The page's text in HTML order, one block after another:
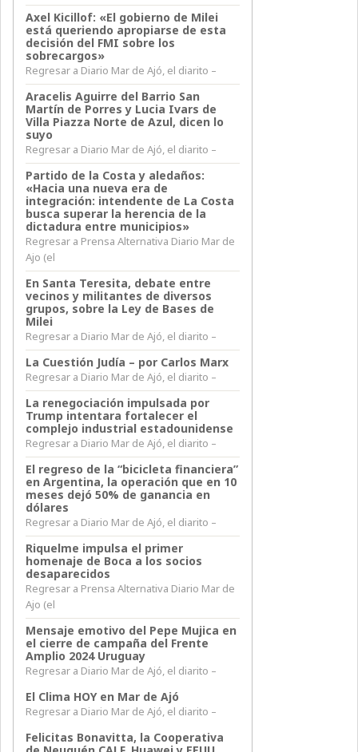
Axel Kicillof: «El gobierno de Milei
está queriendo apropiarse de esta
decisión del FMI sobre los
sobrecargos»
Regresar a Diario Mar de Ajó, el diarito –
Aracelis Aguirre del Barrio San
Martín de Porres y Lucia Ivars de
Villa Piazza Norte de Azul, dicen lo
suyo
Regresar a Diario Mar de Ajó, el diarito –
Partido de la Costa y aledaños:
«Hacia una nueva era de
integración: intendente de La Costa
busca superar la herencia de la
dictadura entre municipios»
Regresar a Prensa Alternativa Diario Mar de
Ajo (el
En Santa Teresita, debate entre
vecinos y militantes de diversos
grupos, sobre la Ley de Bases de
Milei
Regresar a Diario Mar de Ajó, el diarito –
La Cuestión Judía – por Carlos Marx
Regresar a Diario Mar de Ajó, el diarito –
La renegociación impulsada por
Trump intentara fortalecer el
complejo industrial estadounidense
Regresar a Diario Mar de Ajó, el diarito –
El regreso de la “bicicleta financiera”
en Argentina, la operación que en 10
meses dejó 50% de ganancia en
dólares
Regresar a Diario Mar de Ajó, el diarito –
Riquelme impulsa el primer
homenaje de Boca a los socios
desaparecidos
Regresar a Prensa Alternativa Diario Mar de
Ajo (el
Mensaje emotivo del Pepe Mujica en
el cierre de campaña del Frente
Amplio 2024 Uruguay
Regresar a Diario Mar de Ajó, el diarito –
El Clima HOY en Mar de Ajó
Regresar a Diario Mar de Ajó, el diarito –
Felicitas Bonavitta, la Cooperativa